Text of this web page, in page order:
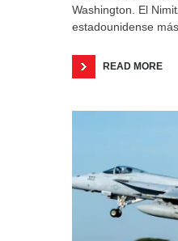
Washington. El
estadounidense
READ MORE